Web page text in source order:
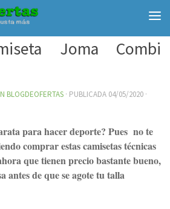
Joma Combi
BLOGDEOFERTAS · PUBLICADA 04/05/2020 ·
para hacer deporte? Pues no te
comprar estas camisetas técnicas
que tienen precio bastante bueno,
antes de que se agote tu talla